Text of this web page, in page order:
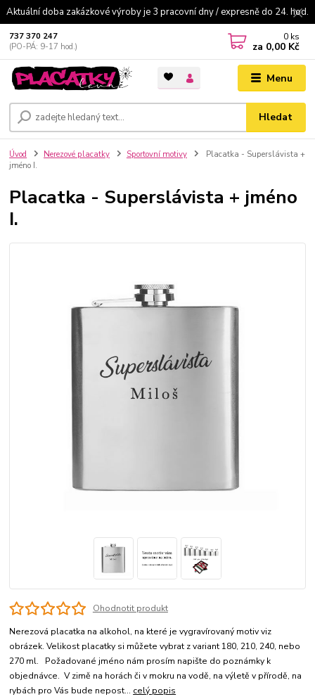
Aktuální doba zakázkové výroby je 3 pracovní dny / expresně do 24. hod.
Menu
Hledat
737 370 247
(PO-PÁ: 9-17 hod.)
0 ks
za 0,00 Kč
Úvod Nerezové placatky Sportovní motivy
Placatka - Superslávista +
jméno I.
Placatka - Superslávista + jméno
I.
Ohodnotit produkt
Nerezová placatka na alkohol, na které je vygravírovaný motiv viz
obrázek. Velikost placatky si můžete vybrat z variant 180, 210, 240, nebo
270 ml. Požadované jméno nám prosím napište do poznámky k
objednávce. V zimě na horách či v mokru na vodě, na výletě v přírodě, na
rybách pro Vás bude nepost... celý popis